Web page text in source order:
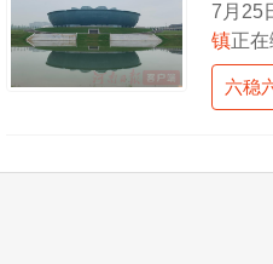
7月25
镇正
大名窑
生态
六稳